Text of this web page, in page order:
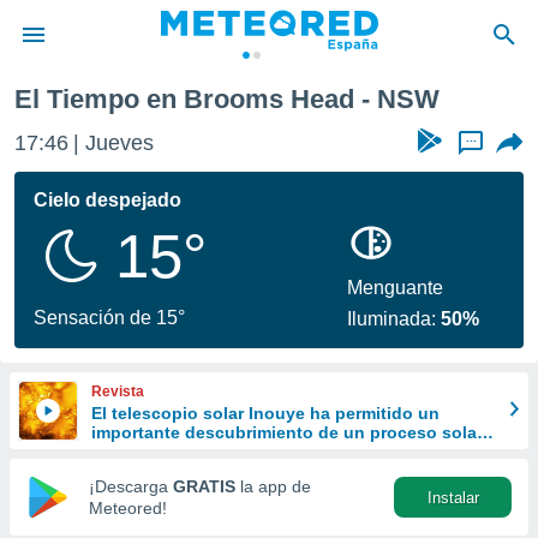
de
por
se
calidad.
a este
las
y
forma
digital
basada
El Tiempo en Brooms Head - NSW
17:46 Jueves ...
Cielo despejado
15°
Sensación de 15°
Menguante
Iluminada:50%
Revista
El telescopio solar Inouye ha permitido un
importante descubrimiento de un proceso solar
¡Descarga GRATIS la app de
Meteored!
Instalar